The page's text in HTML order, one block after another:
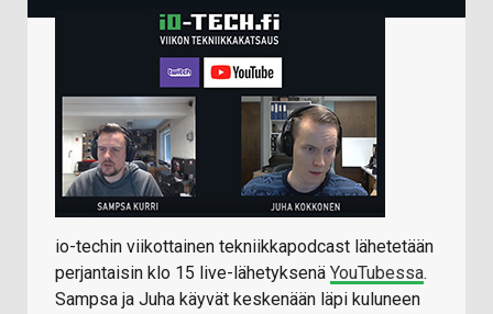
io-techin viikottainen tekniikkapodcast lähetetään
perjantaisin klo 15 live-lähetyksenä YouTubessa.
Sampsa ja Juha käyvät keskenään läpi kuluneen